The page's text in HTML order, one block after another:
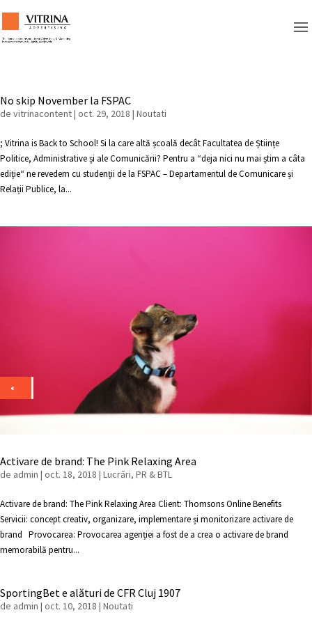
No skip November la FSPAC
de vitrinacontent| oct. 29, 2018 | Noutati
; Vitrina is Back to School! Si la care altă școală decât Facultatea de Științe
Politice, Administrative și ale Comunicării? Pentru a “deja nici nu mai știm a câta
ediție“ ne revedem cu studenții de la FSPAC – Departamentul de Comunicare și
Relații Publice, la...
Activare de brand: The Pink Relaxing Area
de admin | oct. 18, 2018 | Lucrări, PR & BTL
Activare de brand: The Pink Relaxing Area Client: Thomsons Online Benefits
Servicii: concept creativ, organizare, implementare și monitorizare activare de
brand Provocarea: Provocarea agenției a fost de a crea o activare de brand
memorabilă pentru...
SportingBet e alături de CFR Cluj 1907
de admin | oct. 10, 2018 | Noutati